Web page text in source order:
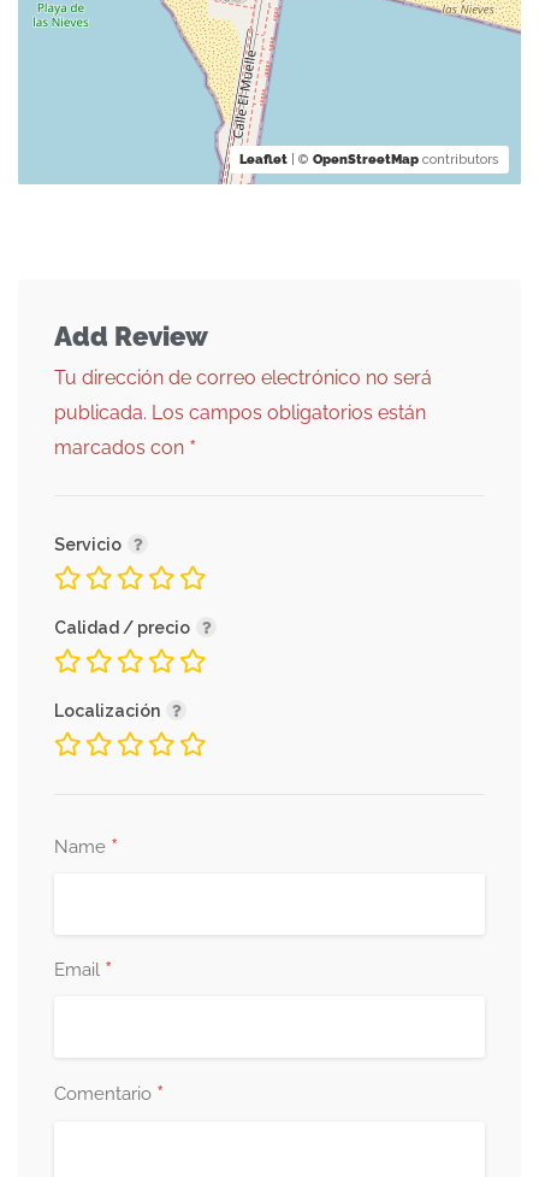
Leaflet | © OpenStreetMap contributors
Add Review
Tu dirección de correo electrónico no será
publicada. Los campos obligatorios están
marcados con *
Servicio
Calidad / precio
Localización
Name *
Email *
Comentario *